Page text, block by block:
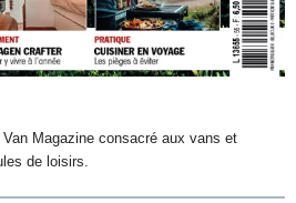
Magazine consacré aux vans et
de loisirs.